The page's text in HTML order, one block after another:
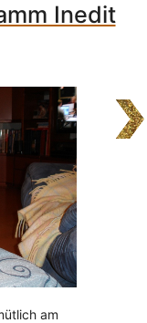
Inedit
am